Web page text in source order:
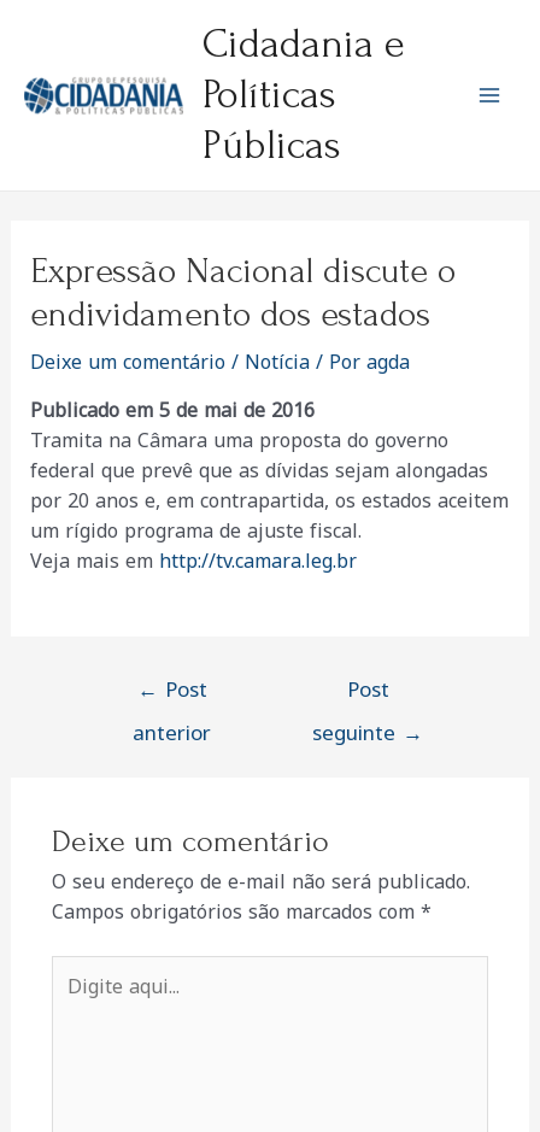
conteúdo
Cidadania e
Políticas
Públicas
Expressão Nacional discute o
endividamento dos estados
Deixe um comentário/Notícia/ Poragda
Publicado em 5 de mai de 2016
Tramita na Câmara uma proposta do governo
federal que prevê que as dívidas sejam alongadas
por 20 anos e, em contrapartida, os estados aceitem
um rígido programa de ajuste fiscal.
Veja mais em http://tv.camara.leg.br
Navegação
← Post
anterior
Post
seguinte →
Deixe um comentário
O seu endereço de e-mail não será publicado.
Campos obrigatórios são marcados com*
Digite
aqui...